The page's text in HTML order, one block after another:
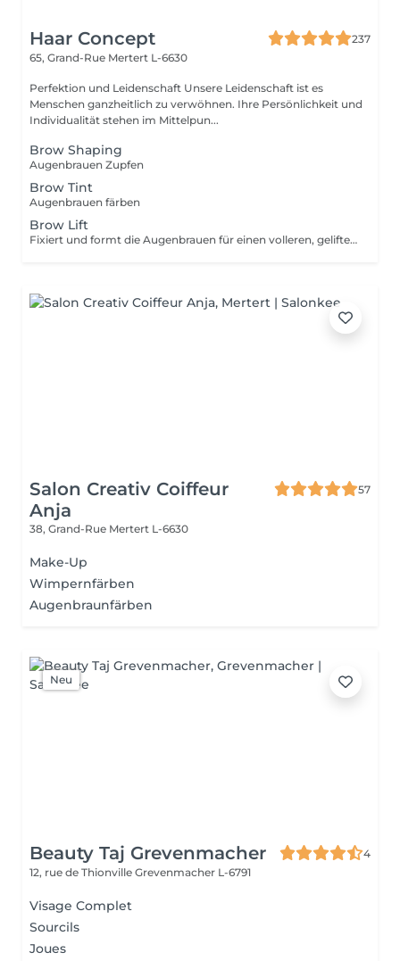
Haar Concept
237
65, Grand-Rue Mertert L-6630
Perfektion und Leidenschaft Unsere Leidenschaft ist es
Menschen ganzheitlich zu verwöhnen. Ihre Persönlichkeit und
Individualität stehen im Mittelpun...
Brow Shaping
Augenbrauen Zupfen
Brow Tint
Augenbrauen färben
Brow Lift
Fixiert und formt die Augenbrauen für einen volleren, gelifteten Look - perfekt gestylt, Tag für Tag
Salon Creativ Coiffeur
Anja
57
38, Grand-Rue Mertert L-6630
Make-Up
Wimpernfärben
Augenbraunfärben
Neu
Beauty Taj Grevenmacher
4
12, rue de Thionville Grevenmacher L-6791
Visage Complet
Sourcils
Joues